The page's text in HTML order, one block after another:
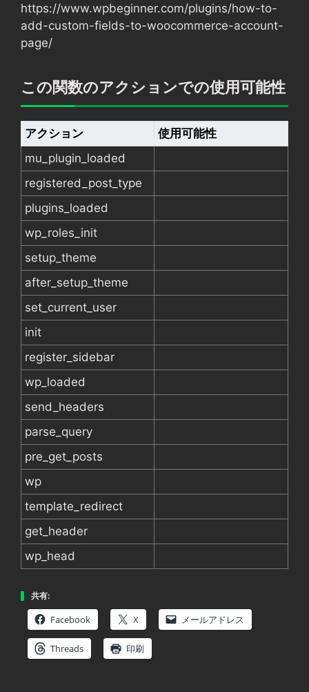
https://www.wpbeginner.com/plugins/how-to-
add-custom-fields-to-woocommerce-account-
page/
この関数のアクションでの使用可能性
アクション
使用可能性
mu_plugin_loaded
registered_post_type
plugins_loaded
wp_roles_init
setup_theme
after_setup_theme
set_current_user
init
register_sidebar
wp_loaded
send_headers
parse_query
pre_get_posts
wp
template_redirect
get_header
wp_head
共有:
Facebook X メールアドレス
Threads 印刷